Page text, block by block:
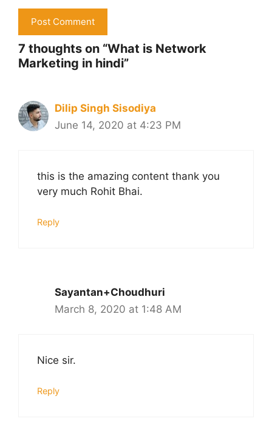
7 thoughts on “What is Network
Marketing in hindi”
Dilip Singh Sisodiya
June 14, 2020 at 4:23 PM
this is the amazing content thank you
very much Rohit Bhai.
Reply
Sayantan+Choudhuri
March 8, 2020 at 1:48 AM
Nice sir.
Reply